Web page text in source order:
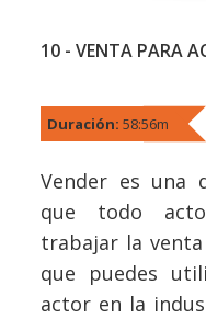
10 - VENTA PARA
Duración: 58:56m
Vender es una
que todo
trabajar la
que puedes
actor en la